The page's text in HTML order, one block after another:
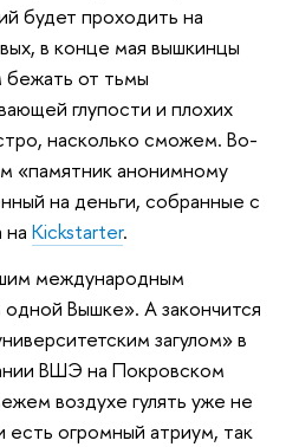
будет проходить на
в конце мая вышкинцы
от тьмы
глупости и плохих
насколько сможем. Во-
«памятник анонимному
на деньги, собранные с
Kickstarter.
международным
Вышке». А закончится
загулом» в
ВШЭ на Покровском
воздухе гулять уже не
есть огромный атриум, так